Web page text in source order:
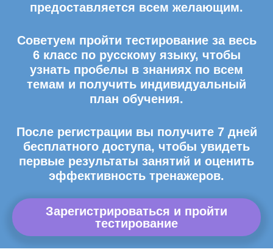
предоставляется всем желающим.
Советуем пройти тестирование за весь
6 класс по русскому языку, чтобы
узнать пробелы в знаниях по всем
темам и получить индивидуальный
план обучения.
После регистрации вы получите 7 дней
бесплатного доступа, чтобы увидеть
первые результаты занятий и оценить
эффективность тренажеров.
Зарегистрироваться и пройти
тестирование